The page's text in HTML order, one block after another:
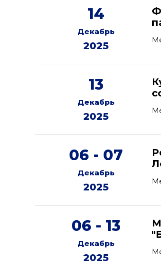
14
Декабрь
2025
13
Декабрь
2025
06 - 07
Декабрь
2025
06 - 13
Декабрь
2025